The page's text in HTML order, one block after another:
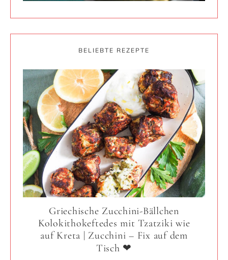
BELIEBTE REZEPTE
Griechische Zucchini-Bällchen
Kolokithokeftedes mit Tzatziki wie
auf Kreta | Zucchini – Fix auf dem
Tisch ❤